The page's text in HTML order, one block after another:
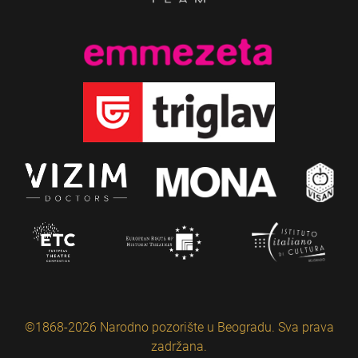
©1868-2026 Narodno pozorište u Beogradu. Sva prava
zadržana.